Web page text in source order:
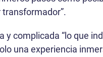
transformador”.
complicada “lo que
una experiencia